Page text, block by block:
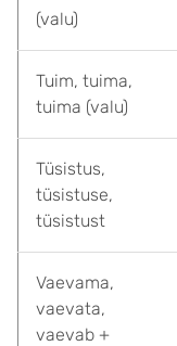
(valu)
Tuim, tuima,
tuima (valu)
Tüsistus,
tüsistuse,
tüsistust
Vaevama,
vaevata,
vaevab +